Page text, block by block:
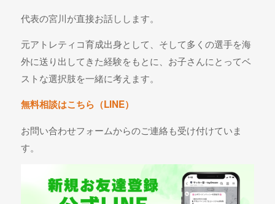
代表の宮川が直接お話しします。
元アトレティコ育成出身として、そして多くの選手を海
外に送り出してきた経験をもとに、お子さんにとってベ
ストな選択肢を一緒に考えます。
無料相談はこちら（LINE）
お問い合わせフォームからのご連絡も受け付けていま
す。